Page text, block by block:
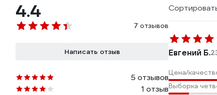
4.4
7 отзывов
Написать отзыв
5 отзывов
1 отзыв
Евгений Б.
Цена/
Выборка